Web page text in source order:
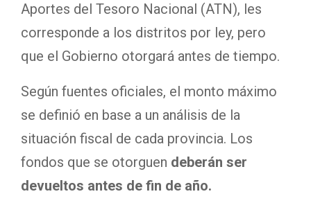
Aportes del Tesoro Nacional (ATN), les
corresponde a los distritos por ley, pero
que el Gobierno otorgará antes de tiempo.
Según fuentes oficiales, el monto máximo
se definió en base a un análisis de la
situación fiscal de cada provincia. Los
fondos que se otorguen deberán ser
devueltos antes de fin de año.